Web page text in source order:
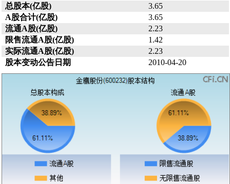
总股本(亿股)
3.65
A股合计(亿股)
3.65
流通A股(亿股)
2.23
限售流通A股(亿股)
1.42
实际流通A股(亿股)
2.23
股本变动公告日期
2010-04-20